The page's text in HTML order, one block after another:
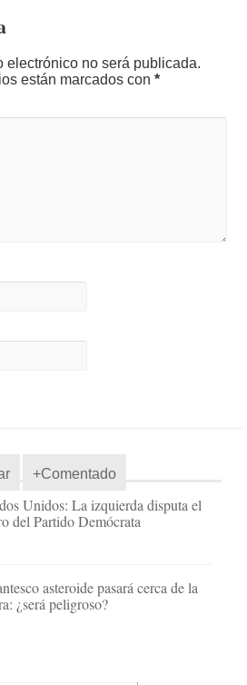
electrónico no será publicada.
están marcados con*
+Comentado
Unidos: La izquierda disputa el
del Partido Demócrata
asteroide pasará cerca de la
¿será peligroso?